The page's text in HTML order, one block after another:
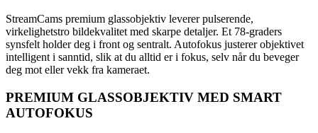
StreamCams premium glassobjektiv leverer pulserende,
virkelighetstro bildekvalitet med skarpe detaljer. Et 78-graders
synsfelt holder deg i front og sentralt. Autofokus justerer objektivet
intelligent i sanntid, slik at du alltid er i fokus, selv når du beveger
deg mot eller vekk fra kameraet.
PREMIUM GLASSOBJEKTIV MED SMART
AUTOFOKUS